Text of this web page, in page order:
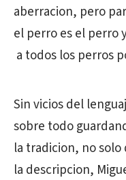
aberracion, pero
el perro es el perro
a todos los perros
Sin vicios del
sobre todo
la tradicion, no
la descripcion,